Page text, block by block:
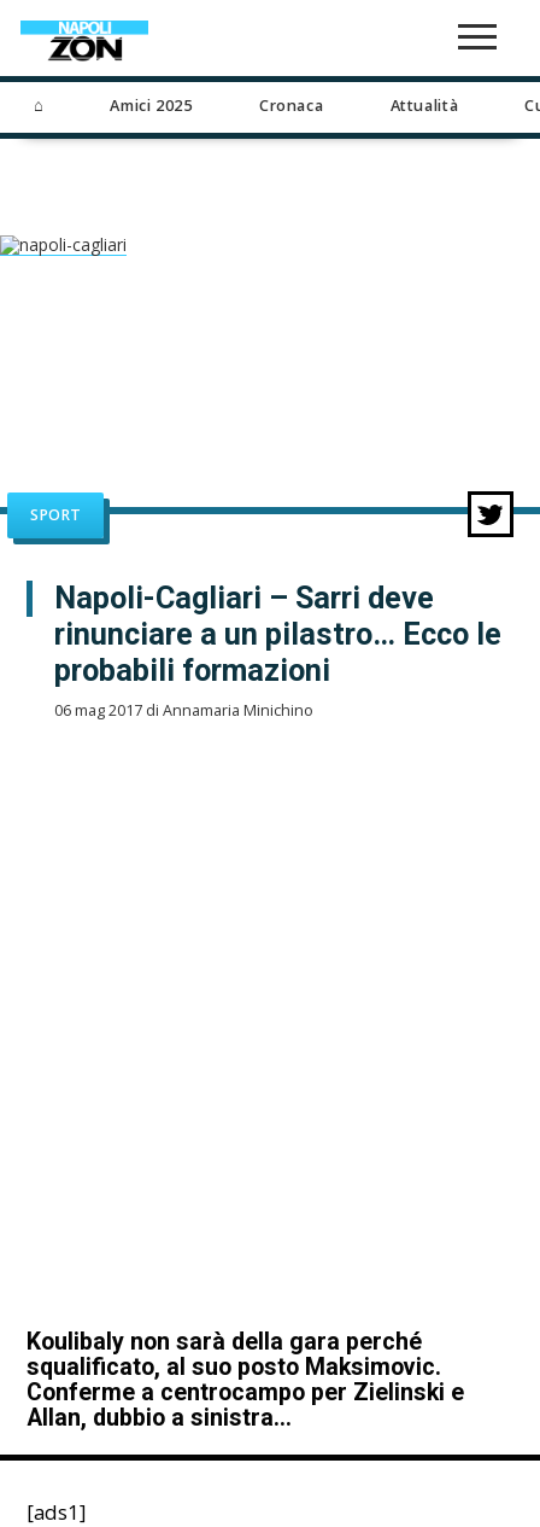
⌂ Amici 2025 Cronaca Attualità
SPORT
Napoli-Cagliari – Sarri deve
rinunciare a un pilastro… Ecco le
probabili formazioni
06 mag 2017 di Annamaria Minichino
Koulibaly non sarà della gara perché
squalificato, al suo posto Maksimovic.
Conferme a centrocampo per Zielinski e
Allan, dubbio a sinistra…
[ads1]